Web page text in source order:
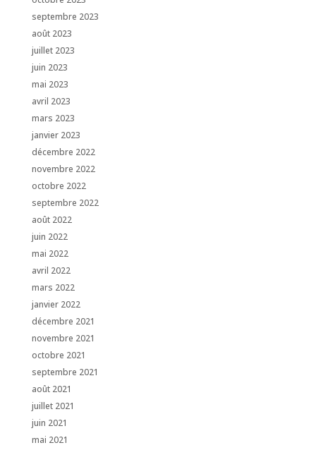
septembre 2023
août 2023
juillet 2023
juin 2023
mai 2023
avril 2023
mars 2023
janvier 2023
décembre 2022
novembre 2022
octobre 2022
septembre 2022
août 2022
juin 2022
mai 2022
avril 2022
mars 2022
janvier 2022
décembre 2021
novembre 2021
octobre 2021
septembre 2021
août 2021
juillet 2021
juin 2021
mai 2021